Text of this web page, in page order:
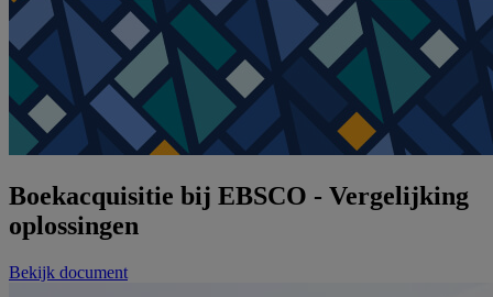
Boekacquisitie bij EBSCO - Vergelijking
oplossingen
Bekijk document